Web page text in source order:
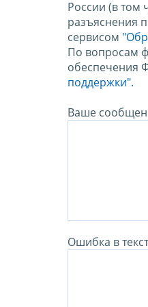
России (в том
разъяснения
сервисом
По вопросам
обеспечения
поддержки".
Ваше
Ошибка в